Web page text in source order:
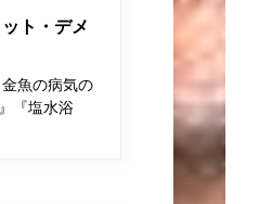
ト・デメ
魚の病気の
『塩水浴